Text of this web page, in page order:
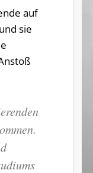
auf
sie